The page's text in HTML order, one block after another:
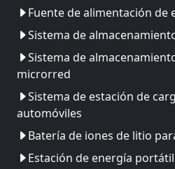
Fuente de alimentación de
Sistema de
Sistema de
microrred
Sistema de estación de
automóviles
Batería de iones de litio
Estación de energía portátil